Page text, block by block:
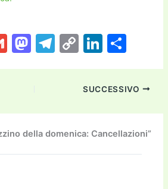
G
M
d
o
n
T
a
m
C
p
y
Li
n
k
Li
k
e
dI
n
n
di
vi
di
SUCCESSIVO
della domenica: Cancellazioni”